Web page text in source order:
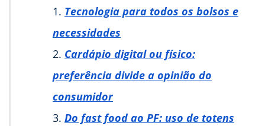
Tecnologia para todos os bolsos e
necessidades
Cardápio digital ou físico:
preferência divide a opinião do
consumidor
Do fast food ao PF: uso de totens